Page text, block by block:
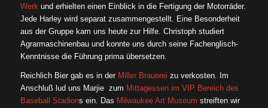
Werkund erhielten einen Einblick in die Fertigung der Motorräder.
Jede Harley wird separat zusammengestellt. Eine Besonderheit
aus der Gruppe kam uns heute zur Hilfe. Christoph studiert
Agrarmaschinenbau und konnte uns durch seine Fachenglisch-
Kenntnisse die Führung prima übersetzen.
Reichlich Bier gab es in der Miller Brauerei zu verkosten. Im
Anschluß lud uns Marjie zum Mittagessen im VIP Bereich des
Baseball Stadions ein. Das Milwaukee Art Museum streiften wir